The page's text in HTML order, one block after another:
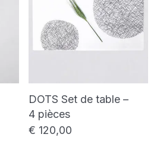
DOTS Set de table –
4 pièces
€ 120,00